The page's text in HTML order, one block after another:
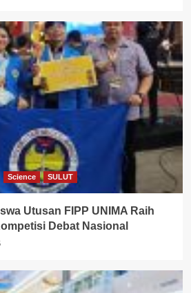
Science SULUT
Utusan FIPP UNIMA Raih
Debat Nasional